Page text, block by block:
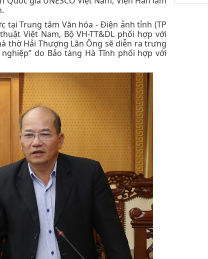
tại Trung tâm Văn hóa - Điện ảnh tỉnh (TP
Việt Nam, Bộ VH-TT&DL phối hợp với
thờ Hải Thượng Lãn Ông sẽ diễn ra trưng
do Bảo tàng Hà Tĩnh phối hợp với